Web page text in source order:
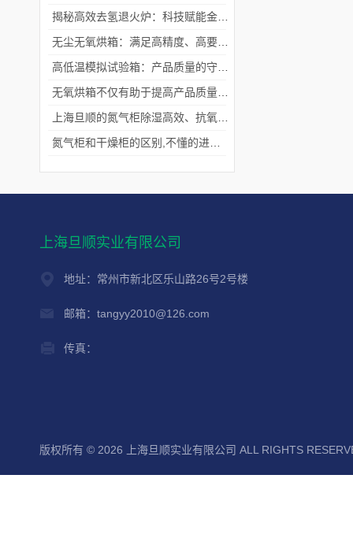
上海旦顺实业有限公司
地址：常州市新北区乐山路26号2号楼
邮箱：tangyy2010@126.com
传真：
版权所有 © 2026 上海旦顺实业有限公司 ALL RIGHTS